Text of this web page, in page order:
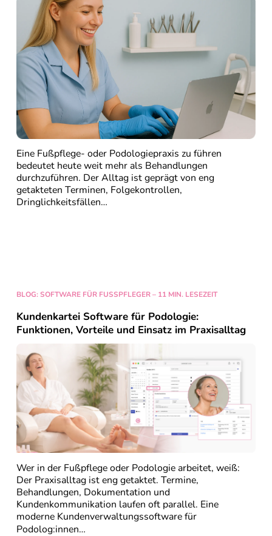
Eine Fußpflege- oder Podologiepraxis zu führen
bedeutet heute weit mehr als Behandlungen
durchzuführen. Der Alltag ist geprägt von eng
getakteten Terminen, Folgekontrollen,
Dringlichkeitsfällen…
BLOG: SOFTWARE FÜR FUSSPFLEGER – 11 MIN. LESEZEIT
Kundenkartei Software für Podologie:
Funktionen, Vorteile und Einsatz im Praxisalltag
Wer in der Fußpflege oder Podologie arbeitet, weiß:
Der Praxisalltag ist eng getaktet. Termine,
Behandlungen, Dokumentation und
Kundenkommunikation laufen oft parallel. Eine
moderne Kundenverwaltungssoftwarefür
Podolog:innen…